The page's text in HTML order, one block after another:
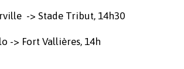
-> Stade Tribut, 14h30
-> Fort Vallières, 14h